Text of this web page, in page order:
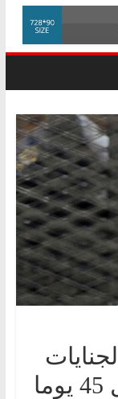
وانتهاء أعمال
يعلن
زهران.. ويؤكد:
العادلة
تجدد حبس محمد عادل 45 يوما